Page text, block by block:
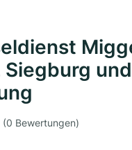
Siegburg und
(0 Bewertungen)